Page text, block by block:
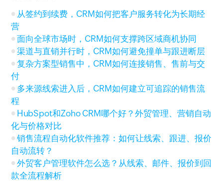
从签约到续费，CRM如何把客户服务转化为长期经
营
面向全球市场时，CRM如何支撑跨区域商机协同
渠道与直销并行时，CRM如何避免撞单与跟进断层
复杂方案型销售中，CRM如何连接销售、售前与交
付
多来源线索进入后，CRM如何建立可追踪的销售流
程
HubSpot和Zoho CRM哪个好？外贸管理、营销自动
化与价格对比
销售流程自动化软件推荐：如何让线索、跟进、报价
自动流转？
外贸客户管理软件怎么选？从线索、邮件、报价到回
款全流程解析